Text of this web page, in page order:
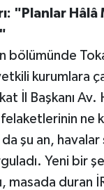
"Planlar Hâlâ
bölümünde
kurumlara
İl Başkanı Av.
ne
şu an, havalar
Yeni bir
masada duran